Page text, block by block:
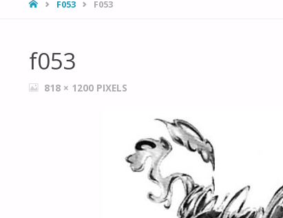
HOMEF053 F053
f053
FULL818 × 1200 PIXELS